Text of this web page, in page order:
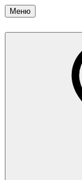
Меню